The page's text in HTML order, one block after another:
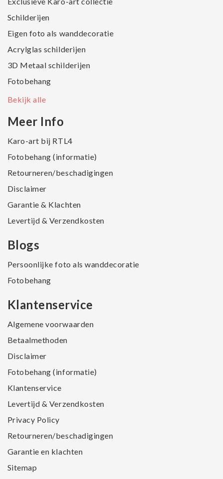
Schilderijen
Eigen foto als wanddecoratie
Acrylglas schilderijen
3D Metaal schilderijen
Fotobehang
Bekijk alle
Meer Info
Karo-art bij RTL4
Fotobehang (informatie)
Retourneren/beschadigingen
Disclaimer
Garantie & Klachten
Levertijd & Verzendkosten
Blogs
Persoonlijke foto als wanddecoratie
Fotobehang
Klantenservice
Algemene voorwaarden
Betaalmethoden
Disclaimer
Fotobehang (informatie)
Klantenservice
Levertijd & Verzendkosten
Privacy Policy
Retourneren/beschadigingen
Garantie en klachten
Sitemap